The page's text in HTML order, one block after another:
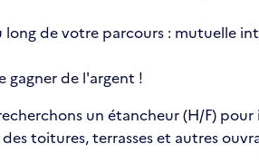
de votre parcours : mutuelle
gagner de l'argent !
un étancheur (H/F)
toitures, terrasses et autres